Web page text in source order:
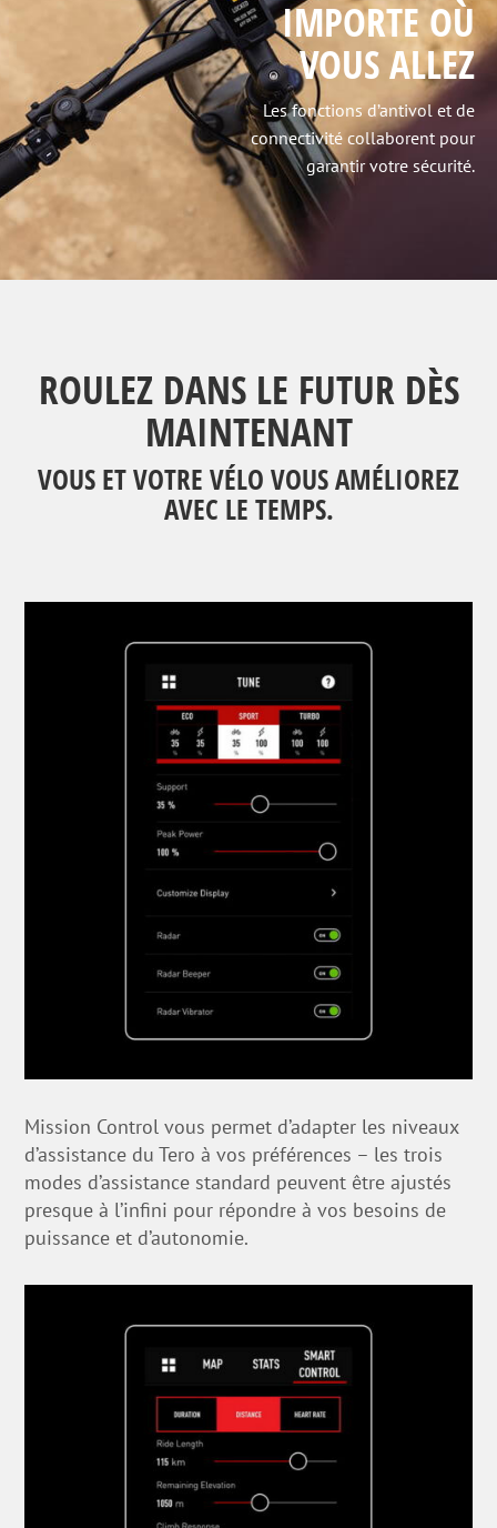
IMPORTE OÙ
VOUS ALLEZ
Les fonctions d’antivol et de
connectivité collaborent pour
garantir votre sécurité.
ROULEZ DANS LE FUTUR DÈS
MAINTENANT
VOUS ET VOTRE VÉLO VOUS AMÉLIOREZ
AVEC LE TEMPS.
Mission Control vous permet d’adapter les niveaux
d’assistance du Tero à vos préférences – les trois
modes d’assistance standard peuvent être ajustés
presque à l’infini pour répondre à vos besoins de
puissance et d’autonomie.